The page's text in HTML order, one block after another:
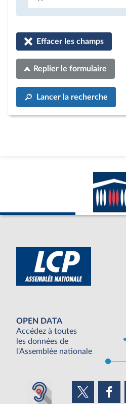
Effacer les champs
Replier le formulaire
Lancer la recherche
OPEN DATA
Accédez à toutes
les données de
l'Assemblée nationale